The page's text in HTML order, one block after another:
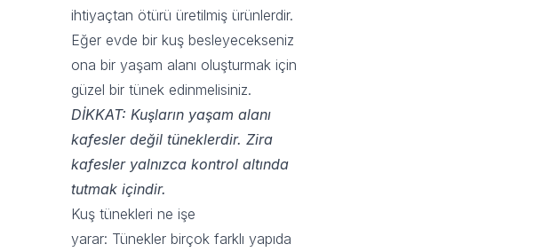
ihtiyaçtan ötürü üretilmiş ürünlerdir.
Eğer evde bir kuş besleyecekseniz
ona bir yaşam alanı oluşturmak için
güzel bir tünek edinmelisiniz.
DİKKAT: Kuşların yaşam alanı
kafesler değil tüneklerdir. Zira
kafesler yalnızca kontrol altında
tutmak içindir.
Kuş tünekleri ne işe
yarar: Tünekler birçok farklı yapıda